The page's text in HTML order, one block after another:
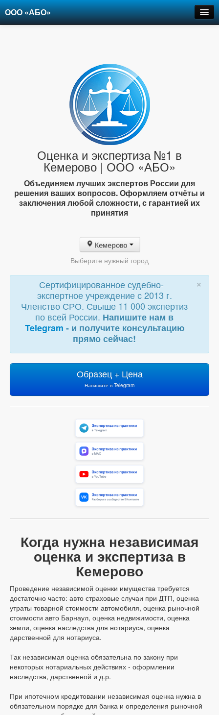
ООО «АБО»
Оценка и экспертиза №1 в
Кемерово | ООО «АБО»
Объединяем лучших экспертов России для
решения ваших вопросов. Оформляем отчёты и
заключения любой сложности, с гарантией их
принятия
Кемерово
Выберите нужный город
×
Сертифицированное судебно-
экспертное учреждение с 2013 г.
Членство СРО. Свыше 11 000 экспертиз
по всей России. Напишите нам в
Telegram - и получите консультацию
прямо сейчас!
Образец + Цена
Напишите в Telegram
Когда нужна независимая
оценка и экспертиза в
Кемерово
Проведение независимой оценки имущества требуется
достаточно часто: авто страховые случаи при ДТП, оценка
утраты товарной стоимости автомобиля, оценка рыночной
стоимости авто Барнаул, оценка недвижимости, оценка
земли, оценка наследства для нотариуса, оценка
дарственной для нотариуса.
Так независимая оценка обязательна по закону при
некоторых нотариальных действиях - оформлении
наследства, дарственной и д.р.
При ипотечном кредитовании независимая оценка нужна в
обязательном порядке для банка и определения рыночной